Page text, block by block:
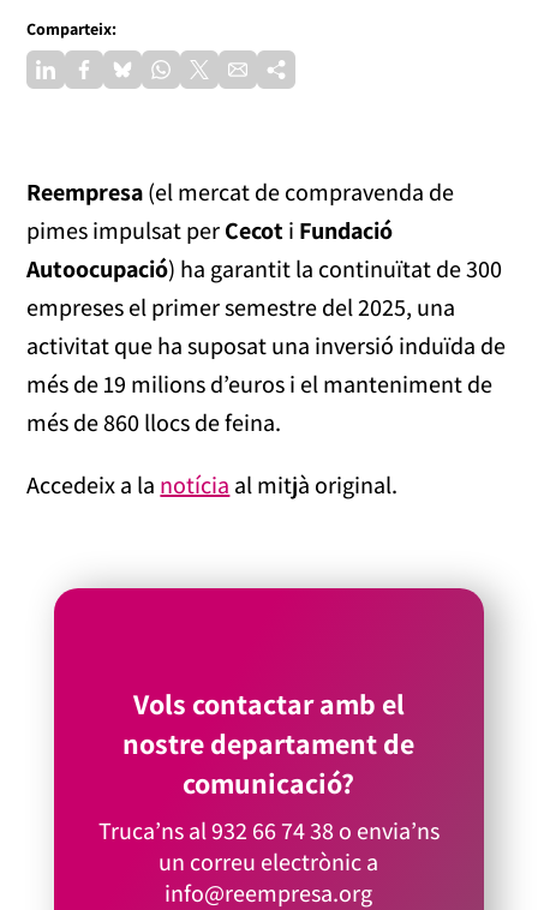
Comparteix:
Reempresa(el mercat de compravenda de
pimes impulsat perCecoti Fundació
Autoocupació) ha garantit la continuïtat de 300
empreses el primer semestre del 2025, una
activitat que ha suposat una inversió induïda de
més de 19 milions d’euros i el manteniment de
més de 860 llocs de feina.
Accedeix a la notícia al mitjà original.
Vols contactar amb el
nostre departament de
comunicació?
Truca’ns al932 66 74 38o envia’ns
un correu electrònic a
info@reempresa.org